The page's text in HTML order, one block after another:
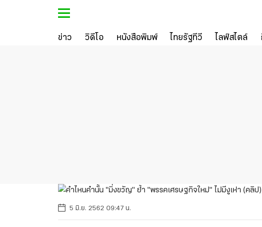
ข่าว วิดีโอ หนังสือพิมพ์ ไทยรัฐทีวี ไลฟ์สไตล์
5 มิ.ย. 2562 09:47 น.